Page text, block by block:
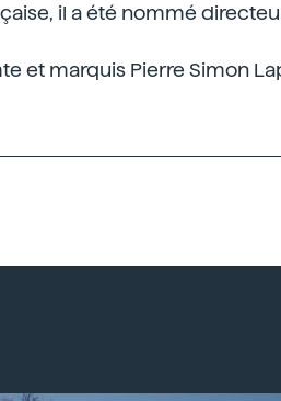
il a été nommé
et marquis Pierre Simon